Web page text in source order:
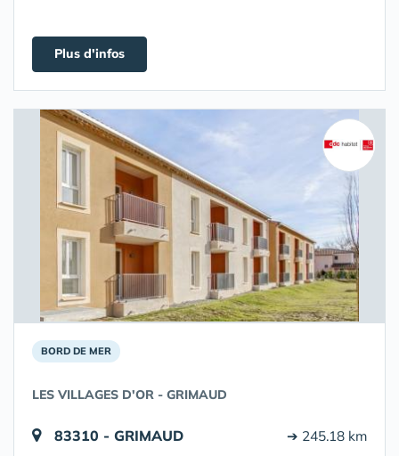
Plus d'infos
BORD DE MER
LES VILLAGES D'OR - GRIMAUD
83310 - GRIMAUD ➔ 245.18 km